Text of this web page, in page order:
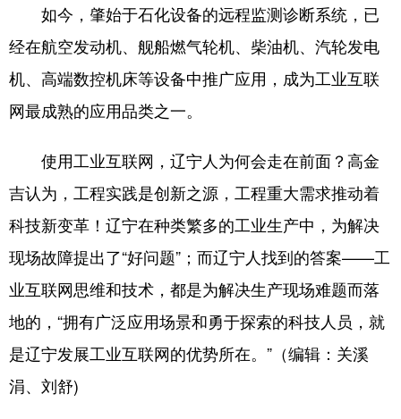
如今，肇始于石化设备的远程监测诊断系统，已
经在航空发动机、舰船燃气轮机、柴油机、汽轮发电
机、高端数控机床等设备中推广应用，成为工业互联
网最成熟的应用品类之一。
使用工业互联网，辽宁人为何会走在前面？高金
吉认为，工程实践是创新之源，工程重大需求推动着
科技新变革！辽宁在种类繁多的工业生产中，为解决
现场故障提出了“好问题”；而辽宁人找到的答案——工
业互联网思维和技术，都是为解决生产现场难题而落
地的，“拥有广泛应用场景和勇于探索的科技人员，就
是辽宁发展工业互联网的优势所在。”（编辑：关溪
涓、刘舒)